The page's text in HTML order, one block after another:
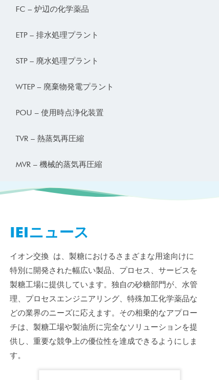
FC – 炉辺の化学薬品
ETP – 排水処理プラント
STP – 廃水処理プラント
WTEP – 廃棄物発電プラント
POU – 使用時点浄化装置
TVR – 熱蒸気再圧縮
MVR – 機械的蒸気再圧縮
IEIニュース
イオン交換 は、製糖におけるさまざまな用途向けに
特別に開発された幅広い製品、プロセス、サービスを
製糖工場に提供しています。独自の砂糖部門が、水管
理、プロセスエンジニアリング、特殊加工化学薬品な
どの業界のニーズに応えます。その相乗的なアプロー
チは、製糖工場や製油所に完全なソリューションを提
供し、重要な競争上の優位性を達成できるようにしま
す。